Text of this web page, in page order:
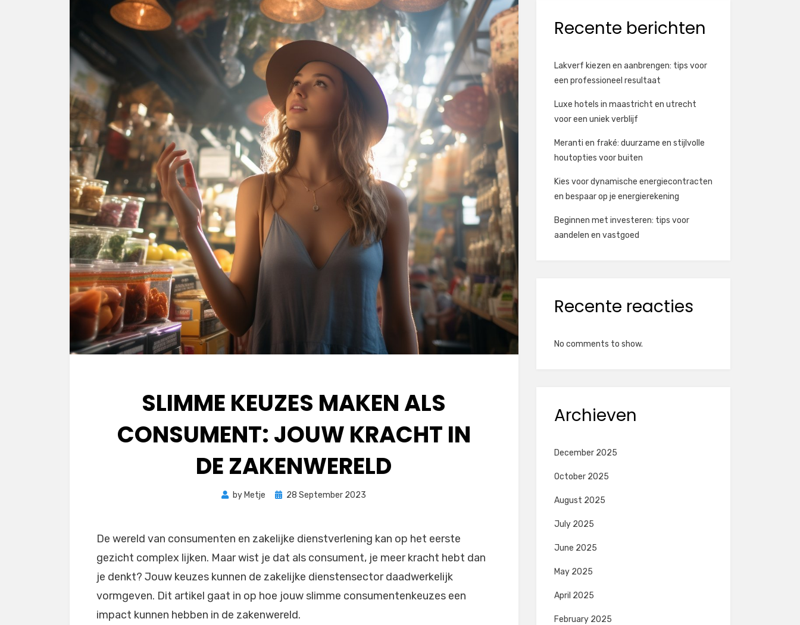
SLIMME KEUZES MAKEN ALS
CONSUMENT: JOUW KRACHT IN
DE ZAKENWERELD
by Metje
Posted
28 September 2023
De wereld van consumenten en zakelijke dienstverlening kan op het eerste
gezicht complex lijken. Maar wist je dat als consument, je meer kracht hebt dan
je denkt? Jouw keuzes kunnen de zakelijke dienstensector daadwerkelijk
vormgeven. Dit artikel gaat in op hoe jouw slimme consumentenkeuzes een
impact kunnen hebben in de zakenwereld.
Recente berichten
Lakverf kiezen en aanbrengen: tips voor
een professioneel resultaat
Luxe hotels in maastricht en utrecht
voor een uniek verblijf
Meranti en fraké: duurzame en stijlvolle
houtopties voor buiten
Kies voor dynamische energiecontracten
en bespaar op je energierekening
Beginnen met investeren: tips voor
aandelen en vastgoed
Recente reacties
No comments to show.
Archieven
December 2025
October 2025
August 2025
July 2025
June 2025
May 2025
April 2025
February 2025